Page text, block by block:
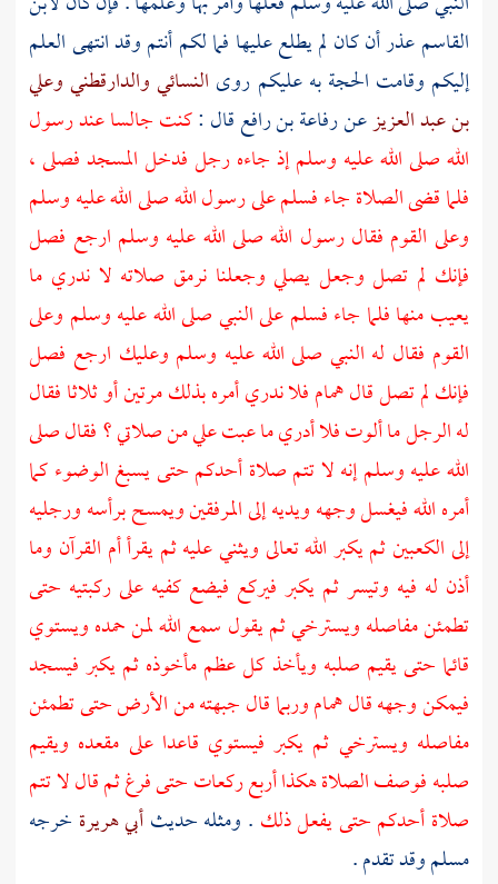
القاسمعذر أن كان لم يطلع عليها فما لكم أنتم وقد انتهى العلم
إليكم وقامت الحجة به عليكم روى النسائيوالدارقطنيوعلي
بن عبد العزيزعنرفاعة بن رافعقال :كنت جالسا عند رسول
الله صلى الله عليه وسلم إذ جاءه رجل فدخل المسجد فصلى ،
فلما قضى الصلاة جاء فسلم على رسول الله صلى الله عليه وسلم
وعلى القوم فقال رسول الله صلى الله عليه وسلم ارجع فصل
فإنك لم تصل وجعل يصلي وجعلنا نرمق صلاته لا ندري ما
يعيب منها فلما جاء فسلم على النبي صلى الله عليه وسلم وعلى
القوم فقال له النبي صلى الله عليه وسلم وعليك ارجع فصل
فإنك لم تصل قالهمامفلا ندري أمره بذلك مرتين أو ثلاثا فقال
له الرجل ما ألوت فلا أدري ما عبت علي من صلاتي ؟ فقال صلى
الله عليه وسلم إنه لا تتم صلاة أحدكم حتى يسبغ الوضوء كما
أمره الله فيغسل وجهه ويديه إلى المرفقين ويمسح برأسه ورجليه
إلى الكعبين ثم يكبر الله تعالى ويثني عليه ثم يقرأ أم القرآن وما
أذن له فيه وتيسر ثم يكبر فيركع فيضع كفيه على ركبتيه حتى
تطمئن مفاصله ويسترخي ثم يقول سمع الله لمن حمده ويستوي
قائما حتى يقيم صلبه ويأخذ كل عظم مأخوذه ثم يكبر فيسجد
فيمكن وجهه قالهماموربما قال جبهته من الأرض حتى تطمئن
مفاصله ويسترخي ثم يكبر فيستوي قاعدا على مقعده ويقيم
صلبه فوصف الصلاة هكذا أربع ركعات حتى فرغ ثم قال لا تتم
صلاة أحدكم حتى يفعل ذلك . ومثله حديثأبي هريرة خرجه
مسلموقد تقدم .